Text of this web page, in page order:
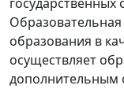
образования в
осуществляет
дополнительным